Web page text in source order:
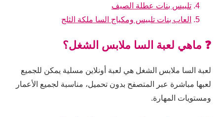
تلبيس بنات عطلة الصيف
العاب بنات تلبيس ومكياج السا ملكة الثلج
❓ ماهي لعبة السا ملابس الشغل؟
لعبة السا ملابس الشغل هي لعبة أونلاين مسلية يمكن للجميع
لعبها مباشرة عبر المتصفح بدون تحميل، مناسبة لجميع الأعمار
ومستويات المهارة.